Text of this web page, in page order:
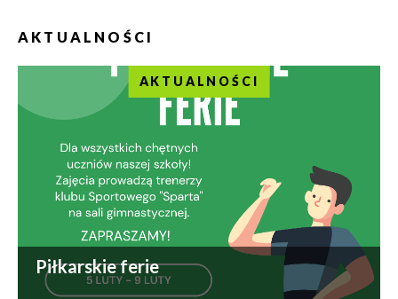
AKTUALNOŚCI
AKTUALNOŚCI
Piłkarskie ferie